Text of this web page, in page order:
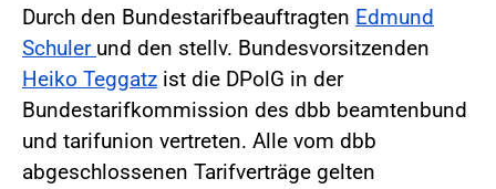
Durch den Bundestarifbeauftragten Edmund
Schuler und den stellv. Bundesvorsitzenden
Heiko Teggatz ist die DPolG in der
Bundestarifkommission des dbb beamtenbund
und tarifunion vertreten. Alle vom dbb
abgeschlossenen Tarifverträge gelten